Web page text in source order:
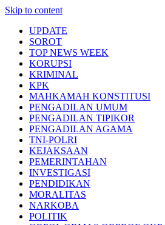
Skip to content
UPDATE
SOROT
TOP NEWS WEEK
KORUPSI
KRIMINAL
KPK
MAHKAMAH KONSTITUSI
PENGADILAN UMUM
PENGADILAN TIPIKOR
PENGADILAN AGAMA
TNI-POLRI
KEJAKSAAN
PEMERINTAHAN
INVESTIGASI
PENDIDIKAN
MORALITAS
NARKOBA
POLITIK